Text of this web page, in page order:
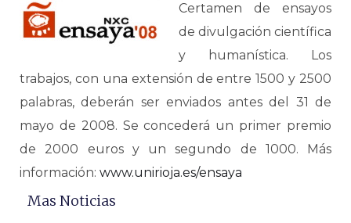
Certamen de ensayos
de divulgación científica
y humanística. Los
trabajos, con una extensión de entre 1500 y 2500
palabras, deberán ser enviados antes del 31 de
mayo de 2008. Se concederá un primer premio
de 2000 euros y un segundo de 1000. Más
información: www.unirioja.es/ensaya
Mas Noticias